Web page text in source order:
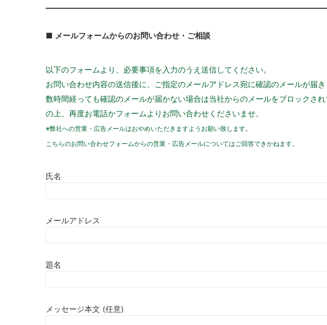
■ メールフォームからのお問い合わせ・ご相談
以下のフォームより、必要事項を入力のうえ送信してください。
お問い合わせ内容の送信後に、ご指定のメールアドレス宛に確認のメールが届き
数時間経っても確認のメールが届かない場合は当社からのメールをブロックさ
の上、再度お電話かフォームよりお問い合わせくださいませ。
※弊社への営業・広告メールはおやめいただきますようお願い致します。
こちらのお問い合わせフォームからの営業・広告メールについてはご回答できかねます。
氏名
メールアドレス
題名
メッセージ本文 (任意)